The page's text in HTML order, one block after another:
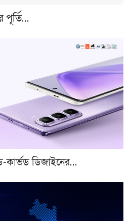
পূর্তি…
কার্ভড ডিজাইনের…